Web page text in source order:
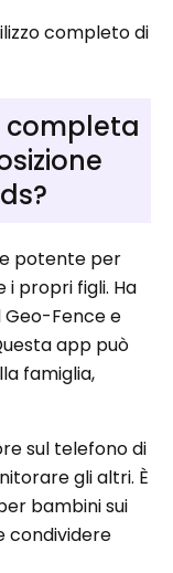
completo di
completa
potente per
propri figli. Ha
Fence e
app può
famiglia,
sul telefono di
gli altri. È
bambini sui
condividere